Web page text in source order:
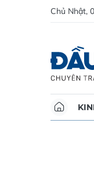
Chủ Nhật,